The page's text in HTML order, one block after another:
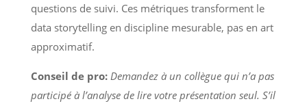
questions de suivi. Ces métriques transforment le
data storytelling en discipline mesurable, pas en art
approximatif.
Conseil de pro: Demandez à un collègue qui n’a pas
participé à l’analyse de lire votre présentation seul. S’il